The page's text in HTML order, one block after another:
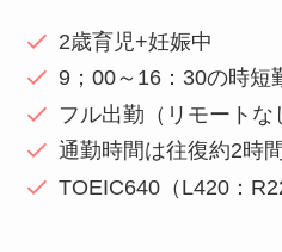
2歳育児+妊娠中
9；00～16：30の時短
フル出勤（リモートな
通勤時間は往復約2時間
TOEIC640（L420：